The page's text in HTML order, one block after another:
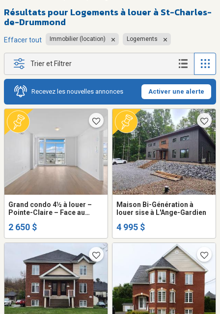
Résultats pour Logements à louer à St-Charles-
de-Drummond
Effacer tout Immobilier (location) Logements
Trier et Filtrer
Recevez les nouvelles annonces Activer une alerte
Grand condo 4½ à louer –
Pointe-Claire – Face au
2650$/mois
2 650 $
Maison Bi-Génération à
louer sise à L'Ange-Gardien
4 995 $